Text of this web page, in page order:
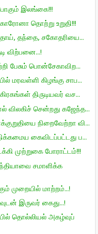
இலங்கை!!!
தொற்று உறுதி!!!
தாய், தந்தை, சகோதரியை...
விற்பனை...!
பேசும் பொன்சேகாவிற...
மரவள்ளி கிழங்கு சாப...
திருடியவர் வச...
சென்றது கஜேந்த...
நிறைவேற்றா வி...
கைவிடப்பட்டது ப...
முற்றுகை போராட்டம்!!!
சமாளிக்க
முறையில் மாற்றம்...!
இருவர் கைது...!
தொல்லியல் அகழ்வுப்